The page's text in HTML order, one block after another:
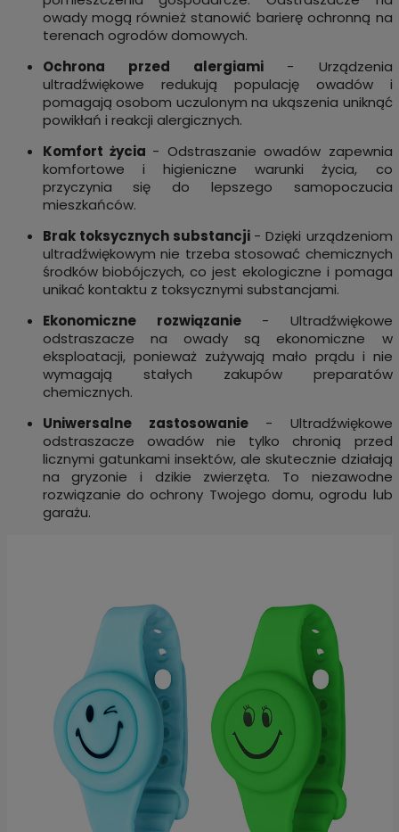
owady mogą również stanowić barierę ochronną na
terenach ogrodów domowych.
Ochrona przed alergiami - Urządzenia
ultradźwiękowe redukują populację owadów i
pomagają osobom uczulonym na ukąszenia uniknąć
powikłań i reakcji alergicznych.
Komfort życia - Odstraszanie owadów zapewnia
komfortowe i higieniczne warunki życia, co
przyczynia się do lepszego samopoczucia
mieszkańców.
Brak toksycznych substancji - Dzięki urządzeniom
ultradźwiękowym nie trzeba stosować chemicznych
środków biobójczych, co jest ekologiczne i pomaga
unikać kontaktu z toksycznymi substancjami.
Ekonomiczne rozwiązanie - Ultradźwiękowe
odstraszacze na owady są ekonomiczne w
eksploatacji, ponieważ zużywają mało prądu i nie
wymagają stałych zakupów preparatów
chemicznych.
Uniwersalne zastosowanie - Ultradźwiękowe
odstraszacze owadów nie tylko chronią przed
licznymi gatunkami insektów, ale skutecznie działają
na gryzonie i dzikie zwierzęta. To niezawodne
rozwiązanie do ochrony Twojego domu, ogrodu lub
garażu.